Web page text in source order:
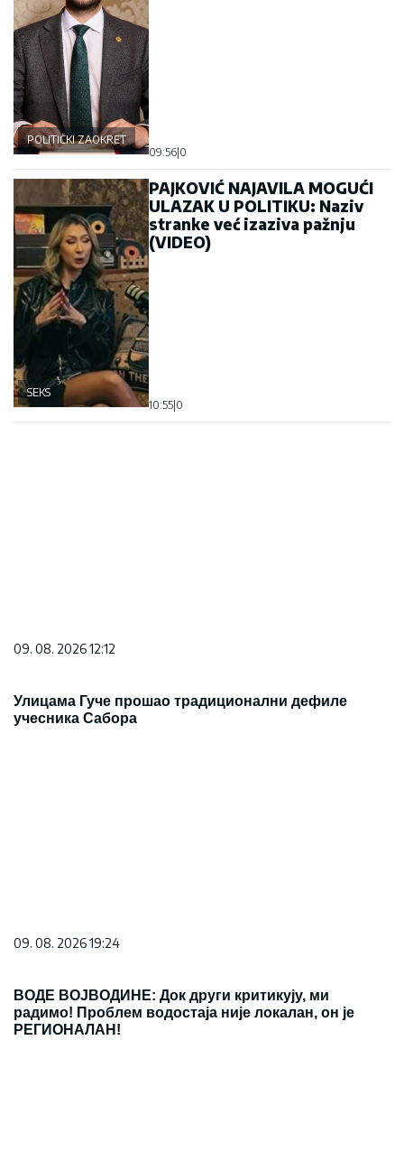
POLITIČKI ZAOKRET
09:56 0
SEKS
PAJKOVIĆ NAJAVILA MOGUĆI
ULAZAK U POLITIKU: Naziv
stranke već izaziva pažnju
(VIDEO)
10:55 0
09. 08. 2026 12:12
Улицама Гуче прошао традиционални дефиле
учесника Сабора
09. 08. 2026 19:24
ВОДЕ ВОЈВОДИНЕ: Док други критикују, ми
радимо! Проблем водостаја није локалан, он је
РЕГИОНАЛАН!